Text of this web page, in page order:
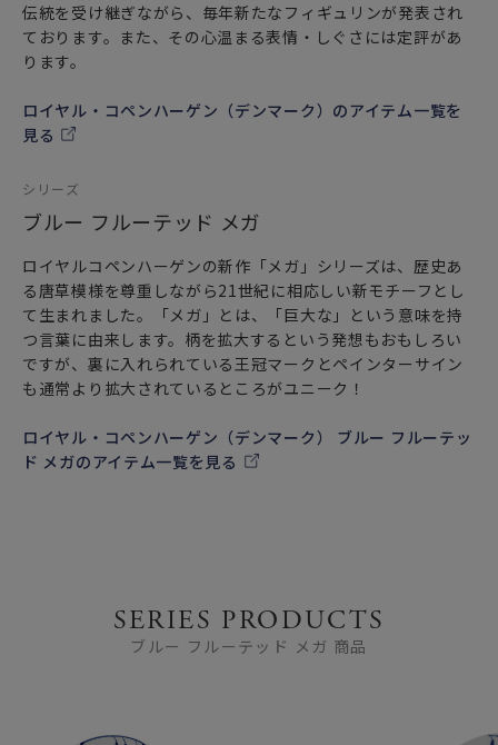
伝統を受け継ぎながら、毎年新たなフィギュリンが発表され
ております。また、その心温まる表情・しぐさには定評があ
ります。
ロイヤル・コペンハーゲン（デンマーク）のアイテム一覧を
見る
シリーズ
ブルー フルーテッド メガ
ロイヤルコペンハーゲンの新作「メガ」シリーズは、歴史あ
る唐草模様を尊重しながら21世紀に相応しい新モチーフとし
て生まれました。「メガ」とは、「巨大な」という意味を持
つ言葉に由来します。柄を拡大するという発想もおもしろい
ですが、裏に入れられている王冠マークとペインターサイン
も通常より拡大されているところがユニーク！
ロイヤル・コペンハーゲン（デンマーク） ブルー フルーテッ
ド メガのアイテム一覧を見る
SERIES PRODUCTS
ブルー フルーテッド メガ 商品